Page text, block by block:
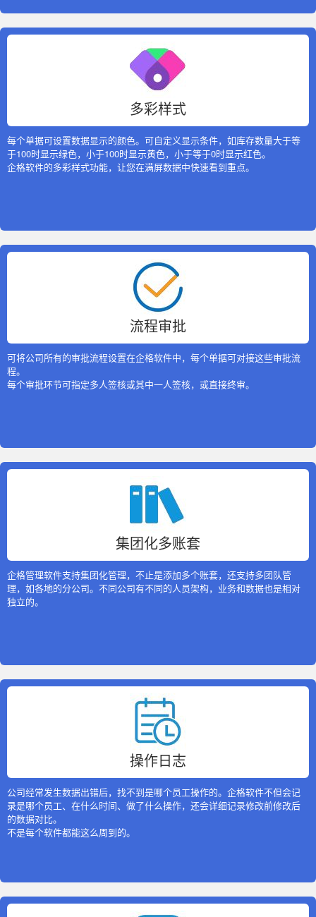
多彩样式
每个单据可设置数据显示的颜色。可自定义显示条件，如库存数量大于等
于100时显示绿色，小于100时显示黄色，小于等于0时显示红色。
企格软件的多彩样式功能，让您在满屏数据中快速看到重点。
流程审批
可将公司所有的审批流程设置在企格软件中，每个单据可对接这些审批流
程。
每个审批环节可指定多人签核或其中一人签核，或直接终审。
集团化多账套
企格管理软件支持集团化管理，不止是添加多个账套，还支持多团队管
理，如各地的分公司。不同公司有不同的人员架构，业务和数据也是相对
独立的。
操作日志
公司经常发生数据出错后，找不到是哪个员工操作的。企格软件不但会记
录是哪个员工、在什么时间、做了什么操作，还会详细记录修改前修改后
的数据对比。
不是每个软件都能这么周到的。